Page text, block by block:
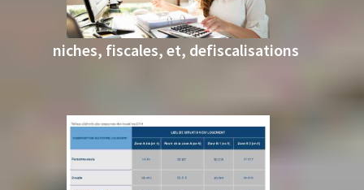
niches, fiscales, et, defiscalisations